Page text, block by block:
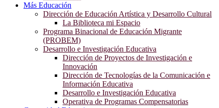
Más Educación
Dirección de Educación Artística y Desarrollo Cultural
La Biblioteca mi Espacio
Programa Binacional de Educación Migrante
(PROBEM)
Desarrollo e Investigación Educativa
Dirección de Proyectos de Investigación e
Innovación
Dirección de Tecnologías de la Comunicación e
Información Educativa
Desarrollo e Investigación Educativa
Operativa de Programas Compensatorias